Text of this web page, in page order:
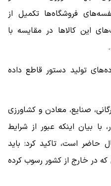
فروشگاه‌ها تکمیل از
این کالاها در مقایسه با
تولید دستور قاطع داده
صنایع، معادن و کشاورزی
بیان اینکه عبور از شرایط
حاضر است، تاکید کرد: باید
که در خارج از کشور رسوب کرده